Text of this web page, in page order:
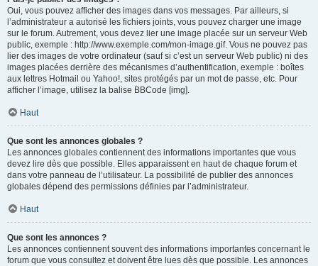
Oui, vous pouvez afficher des images dans vos messages. Par ailleurs, si
l’administrateur a autorisé les fichiers joints, vous pouvez charger une image
sur le forum. Autrement, vous devez lier une image placée sur un serveur Web
public, exemple : http://www.exemple.com/mon-image.gif. Vous ne pouvez pas
lier des images de votre ordinateur (sauf si c’est un serveur Web public) ni des
images placées derrière des mécanismes d’authentification, exemple : boîtes
aux lettres Hotmail ou Yahoo!, sites protégés par un mot de passe, etc. Pour
afficher l’image, utilisez la balise BBCode [img].
Haut
Que sont les annonces globales ?
Les annonces globales contiennent des informations importantes que vous
devez lire dès que possible. Elles apparaissent en haut de chaque forum et
dans votre panneau de l’utilisateur. La possibilité de publier des annonces
globales dépend des permissions définies par l’administrateur.
Haut
Que sont les annonces ?
Les annonces contiennent souvent des informations importantes concernant le
forum que vous consultez et doivent être lues dès que possible. Les annonces